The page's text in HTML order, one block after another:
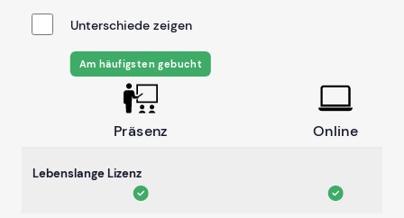
Unterschiede zeigen
Präsenz
Am häufigsten gebucht
Online
Lebenslange Lizenz